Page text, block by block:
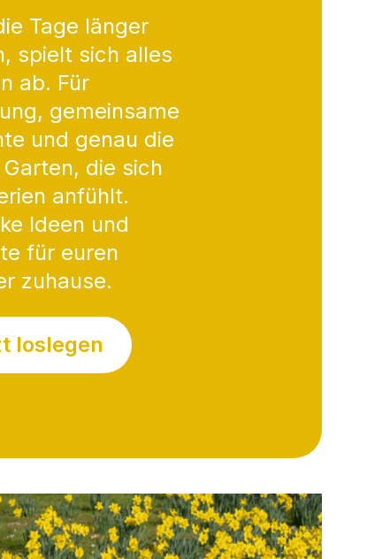
Tage länger
spielt sich alles
ab. Für
gemeinsame
und genau die
die sich
anfühlt.
Ideen und
für euren
zuhause.
loslegen